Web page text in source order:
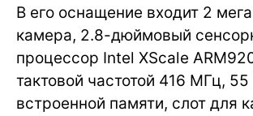
В его оснащение входит 2
камера, 2.8-дюймовый
процессор Intel XScale
тактовой частотой 416 МГц,
встроенной памяти, слот для